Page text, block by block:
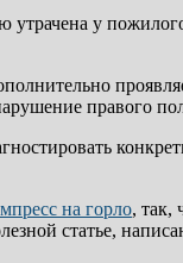
утрачена у
правого
на горло, так,
статье,